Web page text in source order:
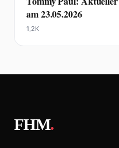
am 23.05.2026
1,2K
FHM.